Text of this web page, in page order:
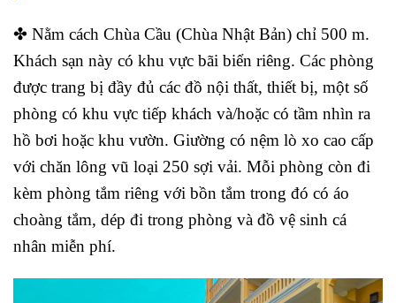
✤ Nằm cách Chùa Cầu (Chùa Nhật Bản) chỉ 500 m.
Khách sạn này có khu vực bãi biển riêng. Các phòng
được trang bị đầy đủ các đồ nội thất, thiết bị, một số
phòng có khu vực tiếp khách và/hoặc có tầm nhìn ra
hồ bơi hoặc khu vườn. Giường có nệm lò xo cao cấp
với chăn lông vũ loại 250 sợi vải. Mỗi phòng còn đi
kèm phòng tắm riêng với bồn tắm trong đó có áo
choàng tắm, dép đi trong phòng và đồ vệ sinh cá
nhân miễn phí.